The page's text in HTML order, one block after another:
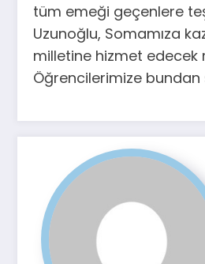
tüm emeği geçenlere
Uzunoğlu, Somamıza
milletine hizmet edecek
Öğrencilerimize bundan